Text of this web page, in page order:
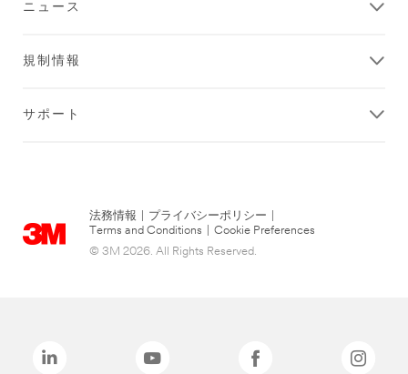
ニュース
規制情報
サポート
法務情報 プライバシーポリシー
Terms and Conditions
Cookie Preferences
© 3M 2026. All Rights Reserved.